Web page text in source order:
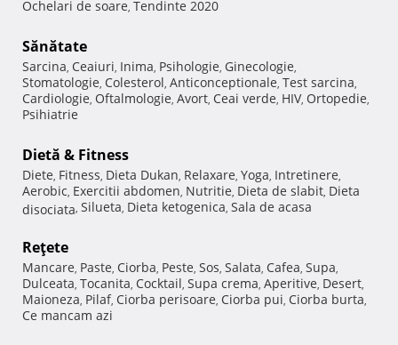
Ochelari de soare, Tendinte 2020
Sănătate
Sarcina, Ceaiuri, Inima, Psihologie, Ginecologie,
Stomatologie, Colesterol, Anticonceptionale, Test sarcina,
Cardiologie, Oftalmologie, Avort, Ceai verde, HIV, Ortopedie,
Psihiatrie
Dietă & Fitness
Diete, Fitness, Dieta Dukan, Relaxare, Yoga, Intretinere,
Aerobic, Exercitii abdomen, Nutritie, Dieta de slabit, Dieta
disociata, Silueta, Dieta ketogenica, Sala de acasa
Reţete
Mancare, Paste, Ciorba, Peste, Sos, Salata, Cafea, Supa,
Dulceata, Tocanita, Cocktail, Supa crema, Aperitive, Desert,
Maioneza, Pilaf, Ciorba perisoare, Ciorba pui, Ciorba burta,
Ce mancam azi